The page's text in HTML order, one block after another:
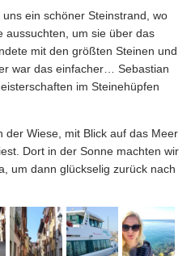
ein schöner Steinstrand, wo
aussuchten, um sie über das
mit den größten Steinen und
war das einfacher… Sebastian
im Steinehüpfen
Wiese, mit Blick auf das Meer
Dort in der Sonne machten wir
um dann glückselig zurück nach